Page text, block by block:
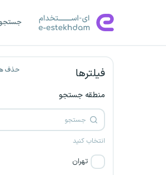
فیلترها حذف
منطقه جستجو
انتخاب کنید
تهران